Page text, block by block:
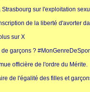
Strasbourg sur l'exploitation
de la liberté d'avorter
sur X
garçons ?
officière de l'ordre du Mérite.
de l'égalité des filles et